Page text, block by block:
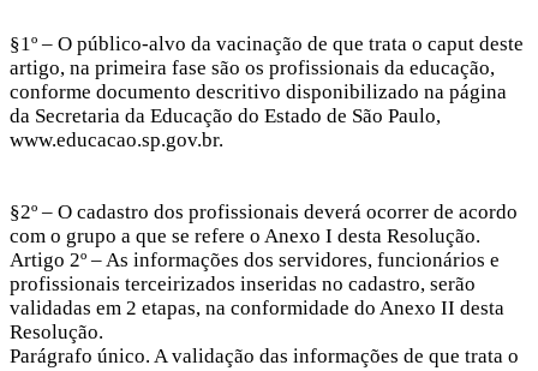
§1º – O público-alvo da vacinação de que trata o caput deste
artigo, na primeira fase são os profissionais da educação,
conforme documento descritivo disponibilizado na página
da Secretaria da Educação do Estado de São Paulo,
www.educacao.sp.gov.br.
§2º – O cadastro dos profissionais deverá ocorrer de acordo
com o grupo a que se refere o Anexo I desta Resolução.
Artigo 2º – As informações dos servidores, funcionários e
profissionais terceirizados inseridas no cadastro, serão
validadas em 2 etapas, na conformidade do Anexo II desta
Resolução.
Parágrafo único. A validação das informações de que trata o